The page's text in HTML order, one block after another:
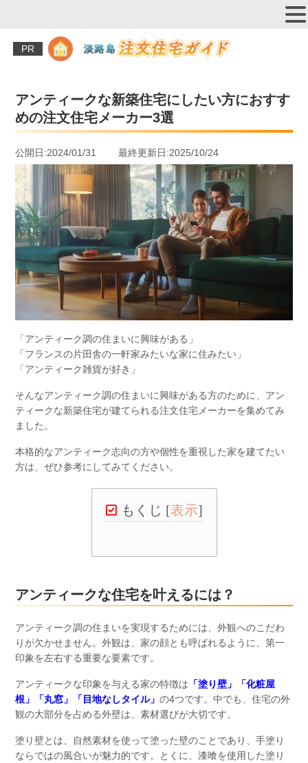
PR
アンティークな新築住宅にしたい方におすす
めの注文住宅メーカー3選
公開日:2024/01/31 最終更新日:2025/10/24
「アンティーク調の住まいに興味がある」
「フランスの片田舎の一軒家みたいな家に住みたい」
「アンティーク雑貨が好き」
そんなアンティーク調の住まいに興味がある方のために、アン
ティークな新築住宅が建てられる注文住宅メーカーを集めてみ
ました。
本格的なアンティーク志向の方や個性を重視した家を建てたい
方は、ぜひ参考にしてみてください。
もくじ [表示]
アンティークな住宅を叶えるには？
アンティーク調の住まいを実現するためには、外観へのこだわ
りが欠かせません。外観は、家の顔とも呼ばれるように、第一
印象を左右する重要な要素です。
アンティークな印象を与える家の特徴は 「塗り壁」「化粧屋
根」「丸窓」「目地なしタイル」 の4つです。中でも、住宅の外
観の大部分を占める外壁は、素材選びが大切です。
塗り壁とは、自然素材を使って塗った壁のことであり、手塗り
ならではの風合いが魅力的です。とくに、漆喰を使用した塗り